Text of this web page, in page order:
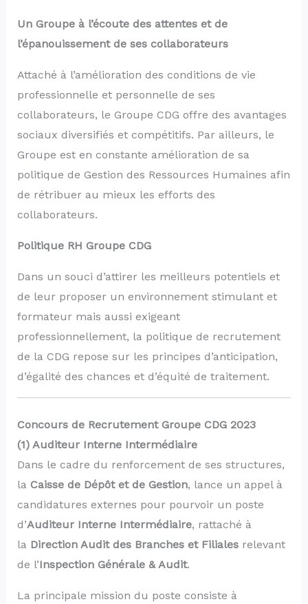
Un Groupe à l’écoute des attentes et de
l’épanouissement de ses collaborateurs
Attaché à l’amélioration des conditions de vie
professionnelle et personnelle de ses
collaborateurs, le Groupe CDG offre des avantages
sociaux diversifiés et compétitifs. Par ailleurs, le
Groupe est en constante amélioration de sa
politique de Gestion des Ressources Humaines afin
de rétribuer au mieux les efforts des
collaborateurs.
Politique RH Groupe CDG
Dans un souci d’attirer les meilleurs potentiels et
de leur proposer un environnement stimulant et
formateur mais aussi exigeant
professionnellement, la politique de recrutement
de la CDG repose sur les principes d’anticipation,
d’égalité des chances et d’équité de traitement.
Concours de Recrutement Groupe CDG 2023
(1) Auditeur Interne Intermédiaire
Dans le cadre du renforcement de ses structures,
la Caisse de Dépôt et de Gestion, lance un appel à
candidatures externes pour pourvoir un poste
d’Auditeur Interne Intermédiaire, rattaché à
la Direction Audit des Branches et Filiales relevant
de l’Inspection Générale & Audit.
La principale mission du poste consiste à